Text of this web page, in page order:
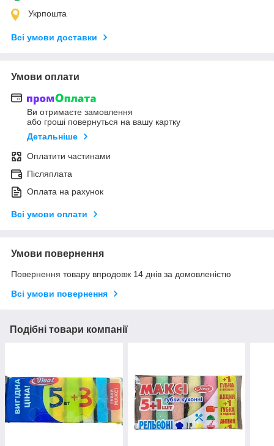
Укрпошта
Всі умови доставки
Умови оплати
Ви отримаєте замовлення
або гроші повернуться на вашу картку
Детальніше
Оплатити частинами
Післяплата
Оплата на рахунок
Всі умови оплати
Умови повернення
Повернення товару впродовж 14 днів за домовленістю
Всі умови повернення
Подібні товари компанії